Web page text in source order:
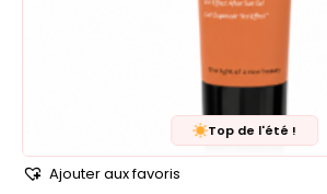
Top de l'été !
Ajouter aux favoris